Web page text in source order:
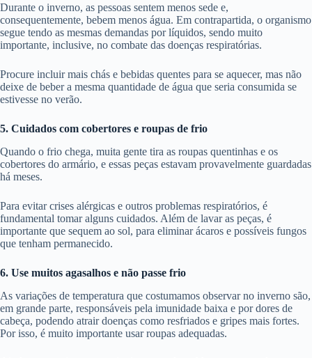
Durante o inverno, as pessoas sentem menos sede e,
consequentemente, bebem menos água. Em contrapartida, o organismo
segue tendo as mesmas demandas por líquidos, sendo muito
importante, inclusive, no combate das doenças respiratórias.
Procure incluir mais chás e bebidas quentes para se aquecer, mas não
deixe de beber a mesma quantidade de água que seria consumida se
estivesse no verão.
5. Cuidados com cobertores e roupas de frio
Quando o frio chega, muita gente tira as roupas quentinhas e os
cobertores do armário, e essas peças estavam provavelmente guardadas
há meses.
Para evitar crises alérgicas e outros problemas respiratórios, é
fundamental tomar alguns cuidados. Além de lavar as peças, é
importante que sequem ao sol, para eliminar ácaros e possíveis fungos
que tenham permanecido.
6. Use muitos agasalhos e não passe frio
As variações de temperatura que costumamos observar no inverno são,
em grande parte, responsáveis pela imunidade baixa e por dores de
cabeça, podendo atrair doenças como resfriados e gripes mais fortes.
Por isso, é muito importante usar roupas adequadas.